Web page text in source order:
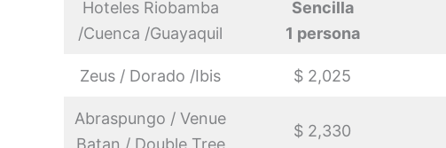
Hoteles Riobamba
/Cuenca /Guayaquil
Sencilla
1 persona
Zeus / Dorado /Ibis $ 2,025
Abraspungo / Venue
$ 2,330